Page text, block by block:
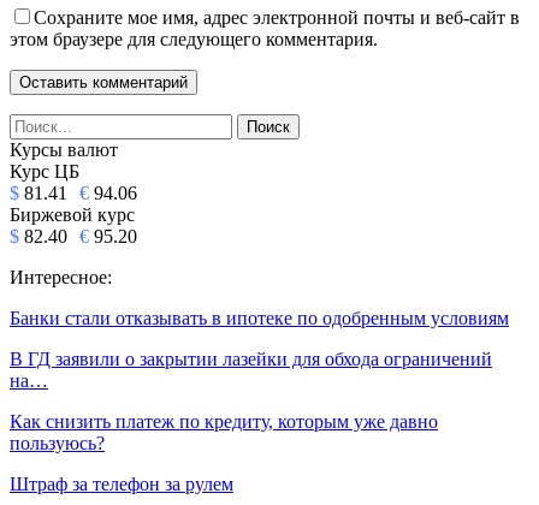
Сохраните мое имя, адрес электронной почты и веб-сайт в
этом браузере для следующего комментария.
Курсы валют
Курс ЦБ
$ 81.41 € 94.06
Биржевой курс
$ 82.40 € 95.20
Интересное:
Банки стали отказывать в ипотеке по одобренным условиям
В ГД заявили о закрытии лазейки для обхода ограничений
на…
Как снизить платеж по кредиту, которым уже давно
пользуюсь?
Штраф за телефон за рулем